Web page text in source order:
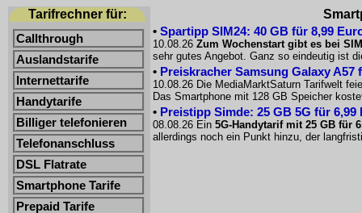
Tarifrechner für:
Callthrough
Auslandstarife
Internettarife
Handytarife
Billiger telefonieren
Telefonanschluss
DSL Flatrate
Smartphone Tarife
Prepaid Tarife
• Spartipp SIM24: 40 GB für 8,99
10.08.26 Zum Wochenstart gibt es bei
sehr gutes Angebot. Ganz so eindeutig ist
• Preiskracher Samsung Galaxy
10.08.26 Die MediaMarktSaturn Tarifwelt
Das Smartphone mit 128 GB Speicher
• Preistipp Simde: 25 GB 5G für
08.08.26 Ein 5G-Handytarif mit 25 GB für
allerdings noch ein Punkt hinzu, der